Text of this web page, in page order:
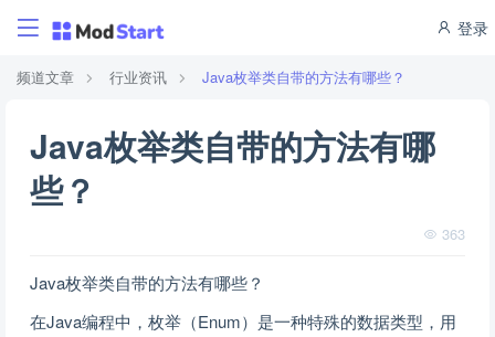
登录
频道文章 行业资讯 Java枚举类自带的方法有哪些？
Java枚举类自带的方法有哪
些？
363
Java枚举类自带的方法有哪些？
在Java编程中，枚举（Enum）是一种特殊的数据类型，用